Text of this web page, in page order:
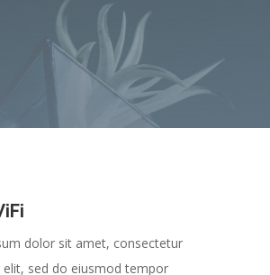
dolor sit amet, consectetur
elit, sed do eiusmod tempor